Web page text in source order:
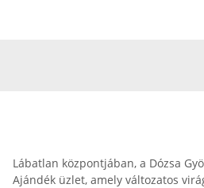
Lábatlan központjában, a Dózsa
Ajándék üzlet, amely változatos